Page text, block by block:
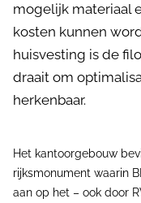
mogelijk materiaal
kosten kunnen
huisvesting is de
draait om
herkenbaar.
Het kantoorgebouw
rijksmonument waarin
aan op het – ook door